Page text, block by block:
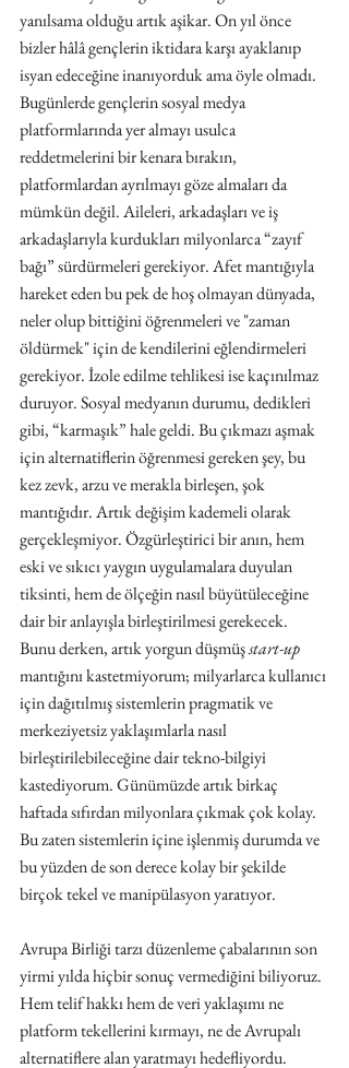
yanılsama olduğu artık aşikar. On yıl önce
bizler hâlâ gençlerin iktidara karşı ayaklanıp
isyan edeceğine inanıyorduk ama öyle olmadı.
Bugünlerde gençlerin sosyal medya
platformlarında yer almayı usulca
reddetmelerini bir kenara bırakın,
platformlardan ayrılmayı göze almaları da
mümkün değil. Aileleri, arkadaşları ve iş
arkadaşlarıyla kurdukları milyonlarca “zayıf
bağı” sürdürmeleri gerekiyor. Afet mantığıyla
hareket eden bu pek de hoş olmayan dünyada,
neler olup bittiğini öğrenmeleri ve "zaman
öldürmek" için de kendilerini eğlendirmeleri
gerekiyor. İzole edilme tehlikesi ise kaçınılmaz
duruyor. Sosyal medyanın durumu, dedikleri
gibi, “karmaşık” hale geldi. Bu çıkmazı aşmak
için alternatiflerin öğrenmesi gereken şey, bu
kez zevk, arzu ve merakla birleşen, şok
mantığıdır. Artık değişim kademeli olarak
gerçekleşmiyor. Özgürleştirici bir anın, hem
eski ve sıkıcı yaygın uygulamalara duyulan
tiksinti, hem de ölçeğin nasıl büyütüleceğine
dair bir anlayışla birleştirilmesi gerekecek.
Bunu derken, artık yorgun düşmüş start-up
mantığını kastetmiyorum; milyarlarca kullanıcı
için dağıtılmış sistemlerin pragmatik ve
merkeziyetsiz yaklaşımlarla nasıl
birleştirilebileceğine dair tekno-bilgiyi
kastediyorum. Günümüzde artık birkaç
haftada sıfırdan milyonlara çıkmak çok kolay.
Bu zaten sistemlerin içine işlenmiş durumda ve
bu yüzden de son derece kolay bir şekilde
birçok tekel ve manipülasyon yaratıyor.
Avrupa Birliği tarzı düzenleme çabalarının son
yirmi yılda hiçbir sonuç vermediğini biliyoruz.
Hem telif hakkı hem de veri yaklaşımı ne
platform tekellerini kırmayı, ne de Avrupalı ​​
alternatiflere alan yaratmayı hedefliyordu.